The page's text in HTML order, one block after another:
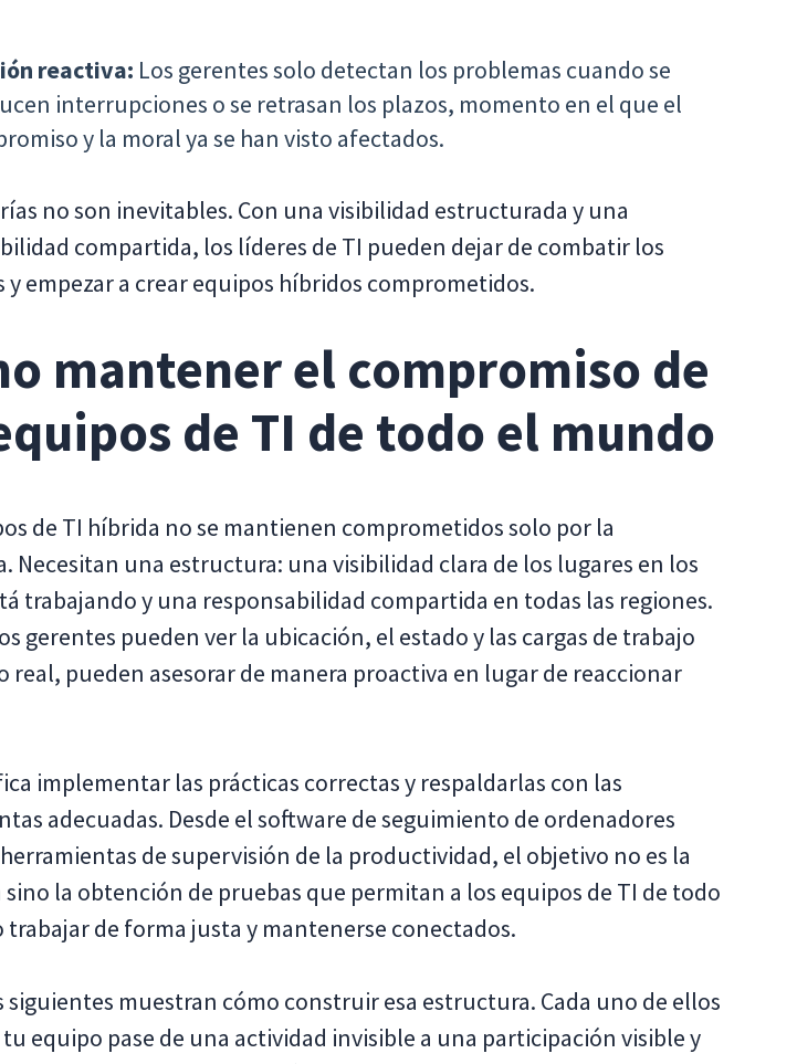
reactiva: Los gerentes solo detectan los problemas cuando se
interrupciones o se retrasan los plazos, momento en el que el
y la moral ya se han visto afectados.
no son inevitables. Con una visibilidad estructurada y una
compartida, los líderes de TI pueden dejar de combatir los
y empezar a crear equipos híbridos comprometidos.
mantener el compromiso de
de TI de todo el mundo
de TI híbrida no se mantienen comprometidos solo por la
Necesitan una estructura: una visibilidad clara de los lugares en los
trabajando y una responsabilidad compartida en todas las regiones.
gerentes pueden ver la ubicación, el estado y las cargas de trabajo
real, pueden asesorar de manera proactiva en lugar de reaccionar
implementar las prácticas correctas y respaldarlas con las
adecuadas. Desde el software de seguimiento de ordenadores
de supervisión de la productividad, el objetivo no es la
la obtención de pruebas que permitan a los equipos de TI de todo
trabajar de forma justa y mantenerse conectados.
siguientes muestran cómo construir esa estructura. Cada uno de ellos
tu equipo pase de una actividad invisible a una participación visible y